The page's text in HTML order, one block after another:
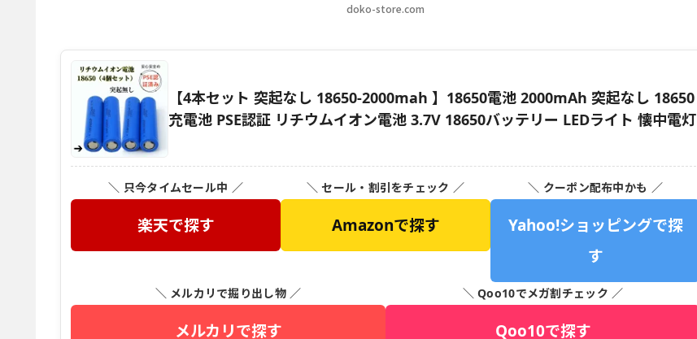
doko-store.com
【4本セット 突起なし 18650-2000mah 】18650電池 2000mAh 突起なし 18650
充電池 PSE認証 リチウムイオン電池 3.7V 18650バッテリー LEDライト 懐中電灯
＼ 只今タイムセール中 ／
楽天で探す
＼ セール・割引をチェック ／
Amazonで探す
＼ クーポン配布中かも ／
Yahoo!ショッピングで探
す
＼ メルカリで掘り出し物 ／
メルカリで探す
＼ Qoo10でメガ割チェック ／
Qoo10で探す